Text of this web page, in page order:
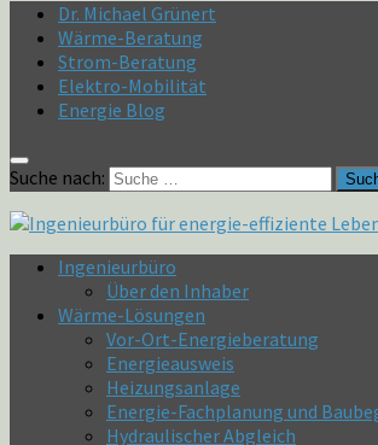
Dr. Michael Grünert
Wärme-Beratung
Strom-Beratung
Elektro-Mobilität
Energie Blog
Suche nach:
Ingenieurbüro
Über den Inhaber
Wärme-Lösungen
Vor-Ort-Energieberatung
Energieausweis
Heizungsanlage
Energie-Fachplanung und
Hydraulischer Abgleich